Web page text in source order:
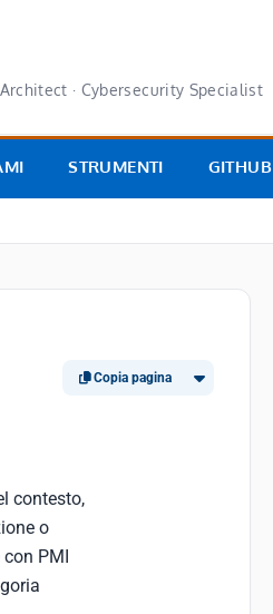
· Cybersecurity Specialist
STRUMENTI GITHUB
Copia pagina
contesto,
o
PMI